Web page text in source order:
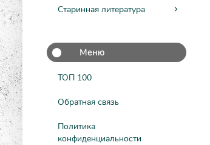
Старинная литература
Меню
ТОП 100
Обратная связь
Политика
конфиденциальности